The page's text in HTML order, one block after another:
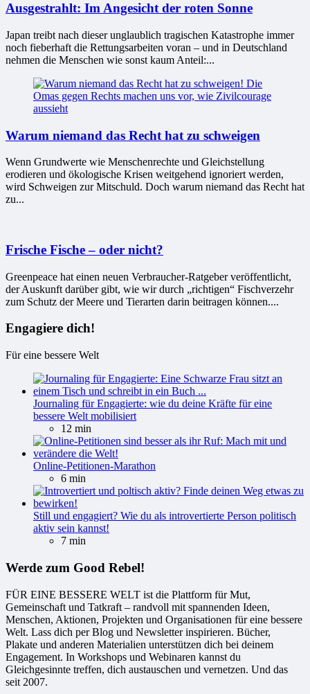
Ausgestrahlt: Im Angesicht der roten Sonne
Japan treibt nach dieser unglaublich tragischen Katastrophe immer
noch fieberhaft die Rettungsarbeiten voran – und in Deutschland
nehmen die Menschen wie sonst kaum Anteil:...
Warum niemand das Recht hat zu schweigen
Wenn Grundwerte wie Menschenrechte und Gleichstellung
erodieren und ökologische Krisen weitgehend ignoriert werden,
wird Schweigen zur Mitschuld. Doch warum niemand das Recht hat
zu...
Frische Fische – oder nicht?
Greenpeace hat einen neuen Verbraucher-Ratgeber veröffentlicht,
der Auskunft darüber gibt, wie wir durch „richtigen“ Fischverzehr
zum Schutz der Meere und Tierarten darin beitragen können....
Engagiere dich!
Für eine bessere Welt
Journaling für Engagierte: wie du deine Kräfte für eine
bessere Welt mobilisiert
12 min
Online-Petitionen-Marathon
6 min
Still und engagiert? Wie du als introvertierte Person politisch
aktiv sein kannst!
7 min
Werde zum Good Rebel!
FÜR EINE BESSERE WELT ist die Plattform für Mut,
Gemeinschaft und Tatkraft – randvoll mit spannenden Ideen,
Menschen, Aktionen, Projekten und Organisationen für eine bessere
Welt. Lass dich per Blog und Newsletter inspirieren. Bücher,
Plakate und anderen Materialien unterstützen dich bei deinem
Engagement. In Workshops und Webinaren kannst du
Gleichgesinnte treffen, dich austauschen und vernetzen. Und das
seit 2007.